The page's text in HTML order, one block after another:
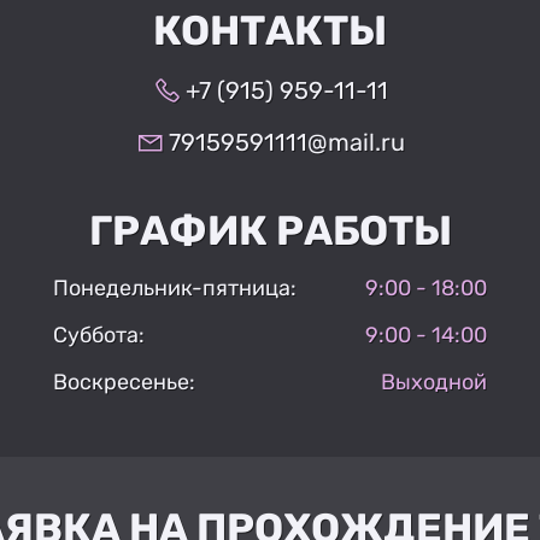
КОНТАКТЫ
+7 (915) 959-11-11
79159591111@mail.ru
ГРАФИК РАБОТЫ
Понедельник-пятница:
9:00 - 18:00
Суббота:
9:00 - 14:00
Воскресенье:
Выходной
НА ПРОХОЖДЕНИЕ